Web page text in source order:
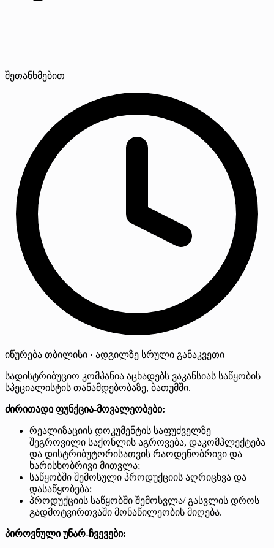
შეთანხმებით
იწურება თბილისი · ადგილზე სრული განაკვეთი
სადისტრიბუციო კომპანია აცხადებს ვაკანსიას საწყობის
სპეციალისტის თანამდებობაზე, ბათუმში.
ძირითადი ფუნქცია-მოვალეობები:
რეალიზაციის დოკუმენტის საფუძველზე
შეგროვილი საქონლის აგროვება, დაკომპლექტება
და დისტრიბუტორისათვის რაოდენობრივი და
ხარისხობრივი მითვლა;
საწყობში შემოსული პროდუქციის აღრიცხვა და
დასაწყობება;
პროდუქციის საწყობში შემოსვლა/ გასვლის დროს
გადმოტვირთვაში მონაწილეობის მიღება.
პიროვნული უნარ-ჩვევები: